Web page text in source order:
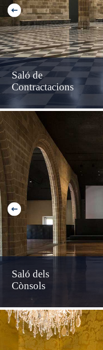
Saló de
Contractacions
Saló dels
Cònsols